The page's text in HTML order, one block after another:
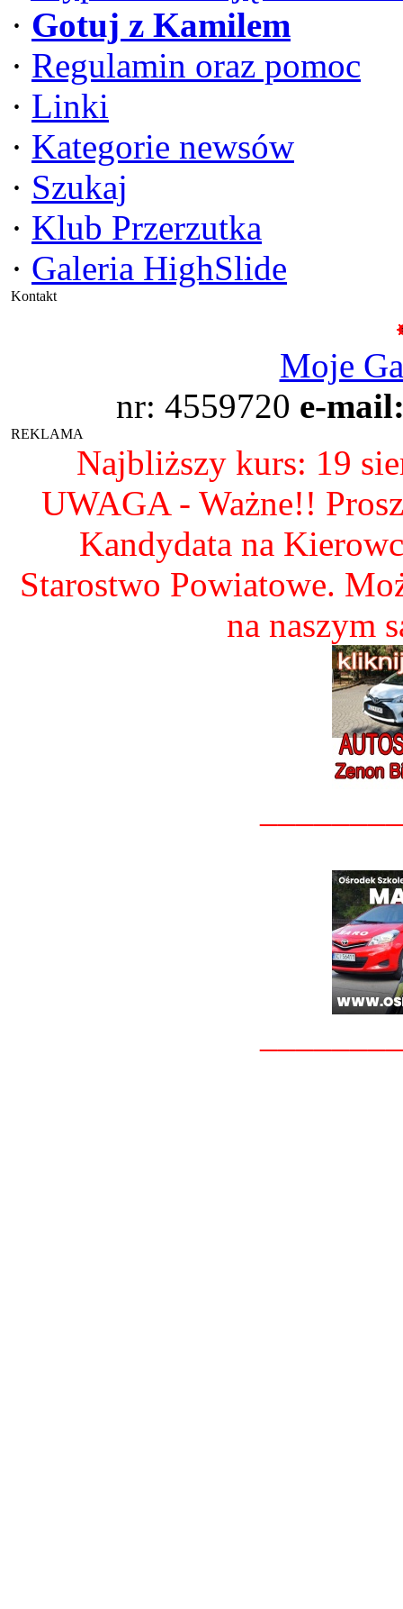
· Gotuj z Kamilem
· Regulamin oraz pomoc
· Linki
· Kategorie newsów
· Szukaj
· Klub Przerzutka
· Galeria HighSlide
Kontakt
Moje
nr: 4559720 e-
REKLAMA
Najbliższy kurs: 19
UWAGA - Ważne!!
Kandydata na
Starostwo Powiatowe.
na naszym